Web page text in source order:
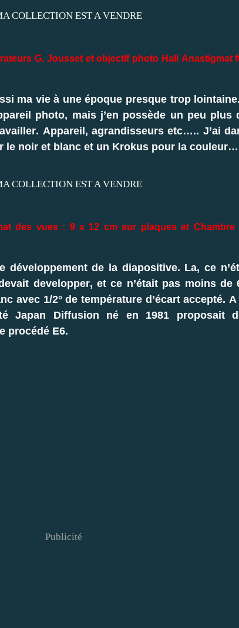
G. Jousset et objectif photo Hall Anastigmat
ma vie à une époque presque trop
photo, mais j’en possède un peu plus
Appareil, agrandisseurs etc….. J’ai
le noir et blanc et un Krokus pour la
des vues : 9 x 12 cm sur plaques et Chambre
développement de la diapositive. La, ce
developper, et ce n’était pas moins de
avec 1/2° de température d’écart accepté. A
Japan Diffusion né en 1981 proposait
procédé E6.
Publicité